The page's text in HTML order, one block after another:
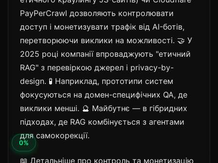
PayPerCrawl дозволяють контролювати
доступ і монетизувати трафік від AI-ботів,
перетворюючи виклики на можливості. 🤝 У
2025 році компанії впроваджують "етичний
RAG" з перевіркою джерел і privacy-by-
design. 🧪 Наприклад, прототипи систем
фокусуються на домен-специфічних QA, де
виклики менші. 🔮 Майбутнє — в гібридних
підходах, де RAG комбінується з агентами
для самокорекції.
📖 Детальніше про контроль та монетизацію